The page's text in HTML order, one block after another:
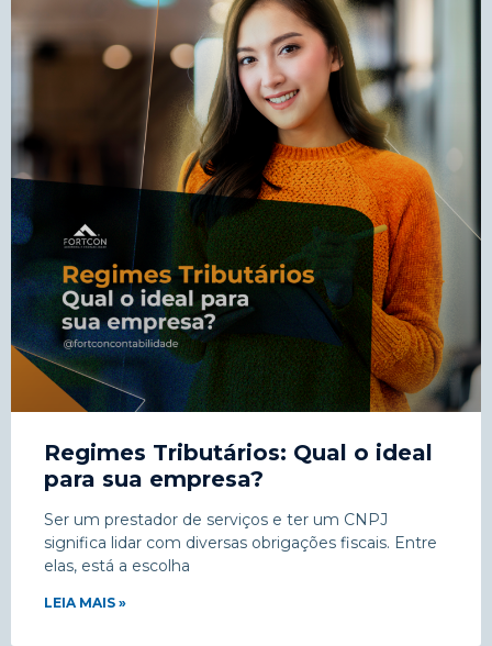
Regimes Tributários: Qual o ideal
para sua empresa?
Ser um prestador de serviços e ter um CNPJ
significa lidar com diversas obrigações fiscais. Entre
elas, está a escolha
LEIA MAIS »